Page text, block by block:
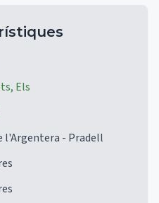
Els
l'Argentera - Pradell